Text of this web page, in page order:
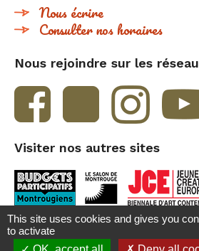
This site uses cookies and gives you
to activate
Nous écrire
Consulter nos horaires
Nous rejoindre sur les
Visiter nos autres sites
Accueil Contact Crédits et